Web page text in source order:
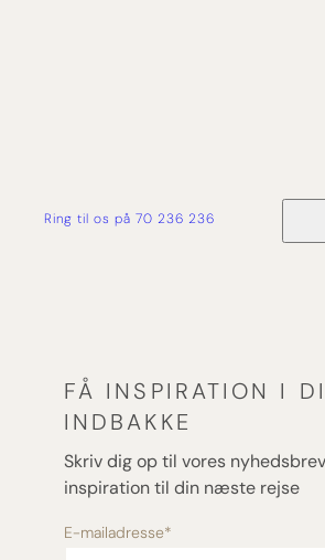
Ring til os på 70 236 236
FÅ INSPIRATION I
INDBAKKE
Skriv dig op til vores
inspiration til din næste rejse
E-mailadresse*